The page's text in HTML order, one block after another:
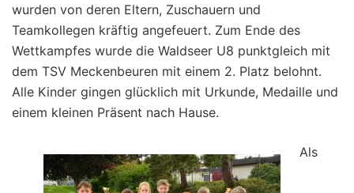
wurden von deren Eltern, Zuschauern und
Teamkollegen kräftig angefeuert. Zum Ende des
Wettkampfes wurde die Waldseer U8 punktgleich mit
dem TSV Meckenbeuren mit einem 2. Platz belohnt.
Alle Kinder gingen glücklich mit Urkunde, Medaille und
einem kleinen Präsent nach Hause.
Als